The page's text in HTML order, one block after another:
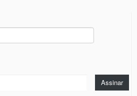
Assinar